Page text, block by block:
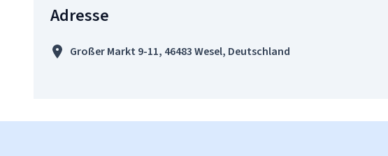
Adresse
Großer Markt 9-11, 46483 Wesel, Deutschland